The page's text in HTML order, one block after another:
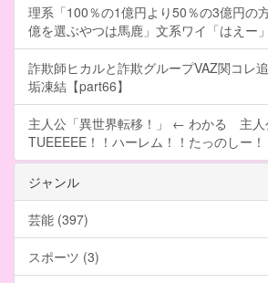
理系「100％の1億円より50％の3億円の
億を選ぶやつは馬鹿」文系ワイ「はえー」
詐欺師ヒカルと詐欺グループVAZ関コレ
垢凍結【part66】
主人公「異世界転移！」 ← わかる 主人
TUEEEEE！！ハーレム！！たっのしー
ジャンル
芸能 (397)
スポーツ (3)